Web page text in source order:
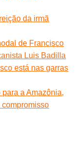
da irmã
de Francisco
Luis Badilla
está nas garras
a Amazônia,
compromisso